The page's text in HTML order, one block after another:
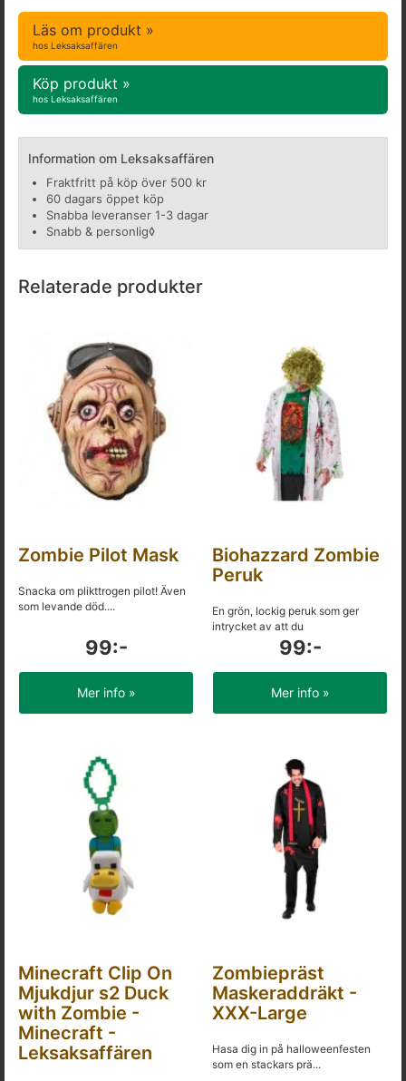
Läs om produkt »
hos Leksaksaffären
Köp produkt »
hos Leksaksaffären
Information om Leksaksaffären
Fraktfritt på köp över 500 kr
60 dagars öppet köp
Snabba leveranser 1-3 dagar
Snabb & personlig◊
Relaterade produkter
Zombie Pilot Mask
Snacka om plikttrogen pilot! Även
som levande död....
99:-
Mer info »
Biohazzard Zombie
Peruk
En grön, lockig peruk som ger
intrycket av att du
99:-
Mer info »
Minecraft Clip On
Mjukdjur s2 Duck
with Zombie -
Minecraft -
Leksaksaffären
Zombiepräst
Maskeraddräkt -
XXX-Large
Hasa dig in på halloweenfesten
som en stackars prä...